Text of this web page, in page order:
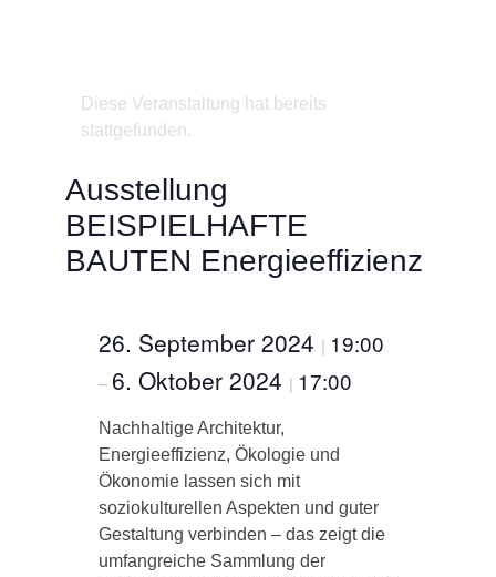
Diese Veranstaltung hat bereits
stattgefunden.
Ausstellung
BEISPIELHAFTE
BAUTEN Energieeffizienz
26. September 2024 | 19:00
– 6. Oktober 2024 | 17:00
Nachhaltige Architektur,
Energieeffizienz, Ökologie und
Ökonomie lassen sich mit
soziokulturellen Aspekten und guter
Gestaltung verbinden – das zeigt die
umfangreiche Sammlung der